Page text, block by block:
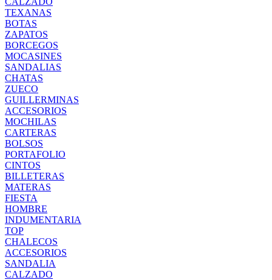
TEXANAS
BOTAS
ZAPATOS
BORCEGOS
MOCASINES
SANDALIAS
CHATAS
ZUECO
GUILLERMINAS
ACCESORIOS
MOCHILAS
CARTERAS
BOLSOS
PORTAFOLIO
CINTOS
BILLETERAS
MATERAS
FIESTA
HOMBRE
INDUMENTARIA
TOP
CHALECOS
ACCESORIOS
SANDALIA
CALZADO